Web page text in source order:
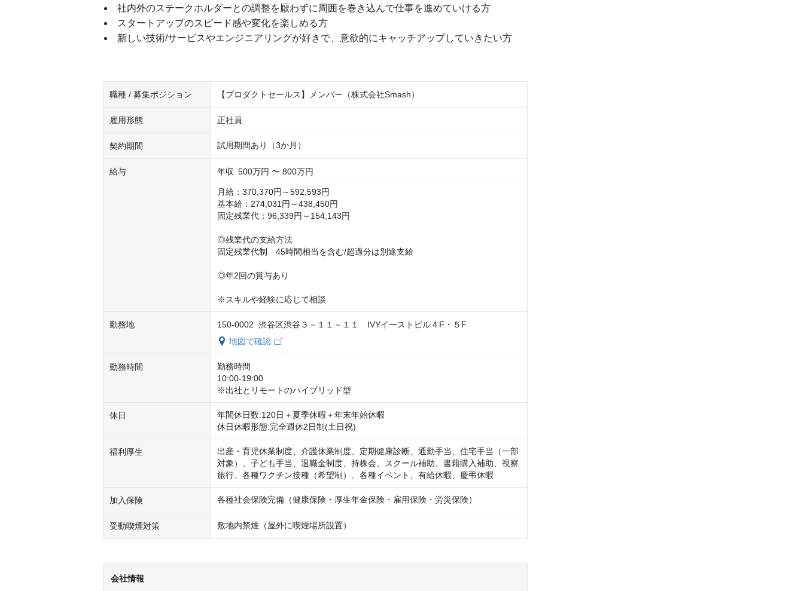
社内外のステークホルダーとの調整を厭わずに周囲を巻き込んで仕事を進めていける方
スタートアップのスピード感や変化を楽しめる⽅
新しい技術/サービスやエンジニアリングが好きで、意欲的にキャッチアップしていきたい⽅
職種 / 募集ポジション 【プロダクトセールス】メンバー（株式会社Smash）
雇用形態 正社員
契約期間 試用期間あり（3か月）
給与 年収 500万円 〜 800万円
月給：370,370円～592,593円
基本給：274,031円～438,450円
固定残業代：96,339円～154,143円
◎残業代の支給方法
固定残業代制　45時間相当を含む/超過分は別途支給
◎年2回の賞与あり
※スキルや経験に応じて相談
勤務地
150-0002 渋谷区渋谷３－１１－１１ IVYイーストビル４F・５F
地図で確認
勤務時間
勤務時間
10:00-19:00
※出社とリモートのハイブリッド型
休日
年間休日数:120日＋夏季休暇＋年末年始休暇
休日休暇形態:完全週休2日制(土日祝)
福利厚生
出産・育児休業制度、介護休業制度、定期健康診断、通勤手当、住宅手当（一部
対象）、子ども手当、退職金制度、持株会、スクール補助、書籍購入補助、視察
旅行、各種ワクチン接種（希望制）、各種イベント、有給休暇、慶弔休暇
加入保険 各種社会保険完備（健康保険・厚生年金保険・雇用保険・労災保険）
受動喫煙対策 敷地内禁煙（屋外に喫煙場所設置）
会社情報